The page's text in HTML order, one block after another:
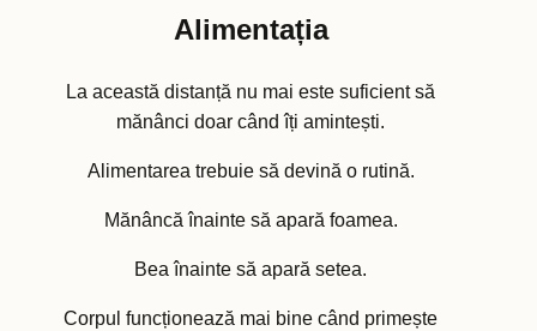
Alimentația
La această distanță nu mai este suficient să
mănânci doar când îți amintești.
Alimentarea trebuie să devină o rutină.
Mănâncă înainte să apară foamea.
Bea înainte să apară setea.
Corpul funcționează mai bine când primește